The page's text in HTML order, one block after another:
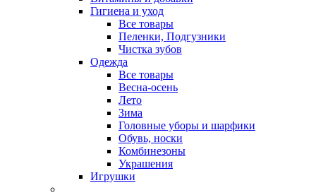
Гигиена и уход
Все товары
Пеленки, Подгузники
Чистка зубов
Одежда
Все товары
Весна-осень
Лето
Зима
Головные уборы и шарфики
Обувь, носки
Комбинезоны
Украшения
Игрушки